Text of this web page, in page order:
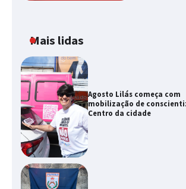
Mais lidas
Agosto Lilás começa com
mobilização de
Centro da cidade